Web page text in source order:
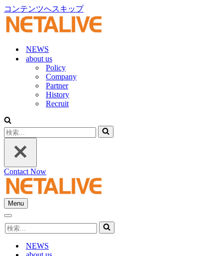
コンテンツへスキップ
NEWS
about us
Policy
Company
Partner
History
Recruit
検
索...
Contact Now
Menu
ナ
ゲ
シ
ナ
ビ
検
索...
NEWS